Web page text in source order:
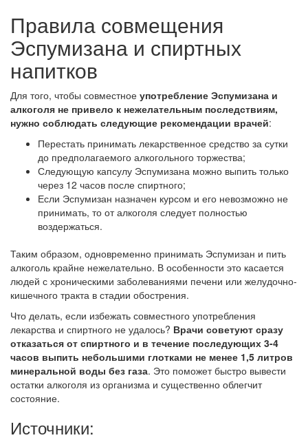
Правила совмещения
Эспумизана и спиртных
напитков
Для того, чтобы совместное употребление Эспумизана и
алкоголя не привело к нежелательным последствиям,
нужно соблюдать следующие рекомендации врачей:
Перестать принимать лекарственное средство за сутки
до предполагаемого алкогольного торжества;
Следующую капсулу Эспумизана можно выпить только
через 12 часов после спиртного;
Если Эспумизан назначен курсом и его невозможно не
принимать, то от алкоголя следует полностью
воздержаться.
Таким образом, одновременно принимать Эспумизан и пить
алкоголь крайне нежелательно. В особенности это касается
людей с хроническими заболеваниями печени или желудочно-
кишечного тракта в стадии обострения.
Что делать, если избежать совместного употребления
лекарства и спиртного не удалось? Врачи советуют сразу
отказаться от спиртного и в течение последующих 3-4
часов выпить небольшими глотками не менее 1,5 литров
минеральной воды без газа. Это поможет быстро вывести
остатки алкоголя из организма и существенно облегчит
состояние.
Источники: